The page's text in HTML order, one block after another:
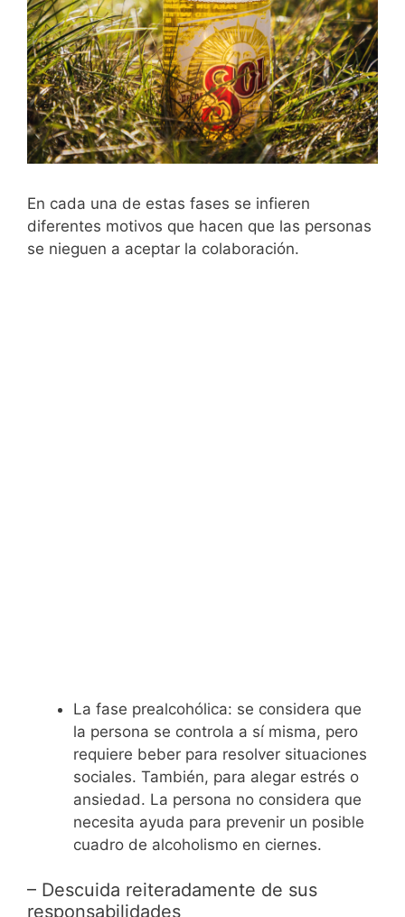
En cada una de estas fases se infieren
diferentes motivos que hacen que las personas
se nieguen a aceptar la colaboración.
La fase prealcohólica: se considera que
la persona se controla a sí misma, pero
requiere beber para resolver situaciones
sociales. También, para alegar estrés o
ansiedad. La persona no considera que
necesita ayuda para prevenir un posible
cuadro de alcoholismo en ciernes.
– Descuida reiteradamente de sus
responsabilidades